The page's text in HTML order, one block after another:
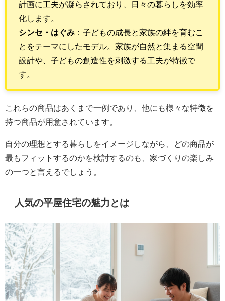
計画に工夫が凝らされており、日々の暮らしを効率
化します。
シンセ・はぐみ ：子どもの成長と家族の絆を育むこ
とをテーマにしたモデル。家族が自然と集まる空間
設計や、子どもの創造性を刺激する工夫が特徴で
す。
これらの商品はあくまで一例であり、他にも様々な特徴を
持つ商品が用意されています。
自分の理想とする暮らしをイメージしながら、どの商品が
最もフィットするのかを検討するのも、家づくりの楽しみ
の一つと言えるでしょう。
人気の平屋住宅の魅力とは